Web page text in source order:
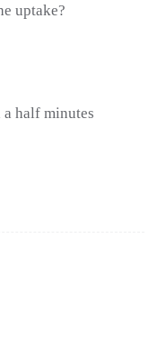
uptake?
half minutes